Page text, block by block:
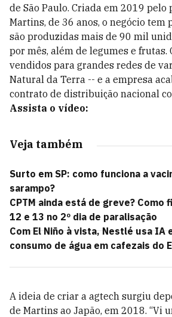
de São Paulo. Criada em 2019
Martins, de 36 anos, o negócio tem
são produzidas mais de 90 mil
por mês, além de legumes e frutas.
vendidos para grandes redes de
Natural da Terra -- e a empresa
contrato de distribuição nacional
Assista o vídeo:
Veja também
Surto em SP: como funciona a
sarampo?
CPTM ainda está de greve? Como
12 e 13 no 2º dia de paralisação
Com El Niño à vista, Nestlé usa IA
consumo de água em cafezais do
A ideia de criar a agtech surgiu
de Martins ao Japão, em 2018. “Vi